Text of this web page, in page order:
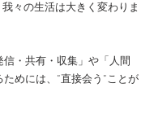
我々の生活は大きく変わりま
・共有・収集」や「人間
めには、”直接会う”ことが